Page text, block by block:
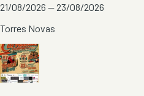
21/08/2026 — 23/08/2026
Torres Novas